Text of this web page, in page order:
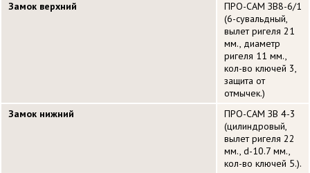
Замок верхний
ПРО-САМ ЗВ8-6/1
(6-сувальдный,
вылет ригеля 21
мм., диаметр
ригеля 11 мм.,
кол-во ключей 3,
защита от
отмычек.)
Замок нижний
ПРО-САМ ЗВ 4-3
(цилиндровый,
вылет ригеля 22
мм., d-10.7 мм.,
кол-во ключей 5.).